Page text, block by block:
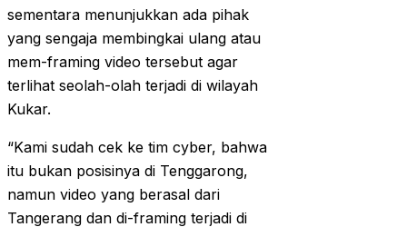
sementara menunjukkan ada pihak
yang sengaja membingkai ulang atau
mem-framing video tersebut agar
terlihat seolah-olah terjadi di wilayah
Kukar.
“Kami sudah cek ke tim cyber, bahwa
itu bukan posisinya di Tenggarong,
namun video yang berasal dari
Tangerang dan di-framing terjadi di